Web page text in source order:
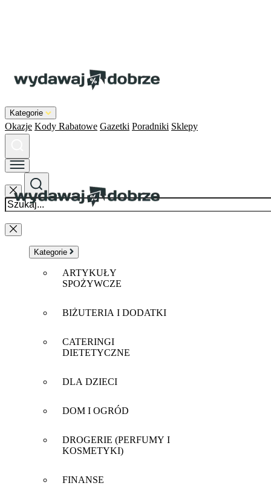
Kategorie
Okazje Kody Rabatowe Gazetki Poradniki Sklepy
Kategorie
ARTYKUŁY
SPOŻYWCZE
BIŻUTERIA I DODATKI
CATERINGI
DIETETYCZNE
DLA DZIECI
DOM I OGRÓD
DROGERIE (PERFUMY I
KOSMETYKI)
FINANSE